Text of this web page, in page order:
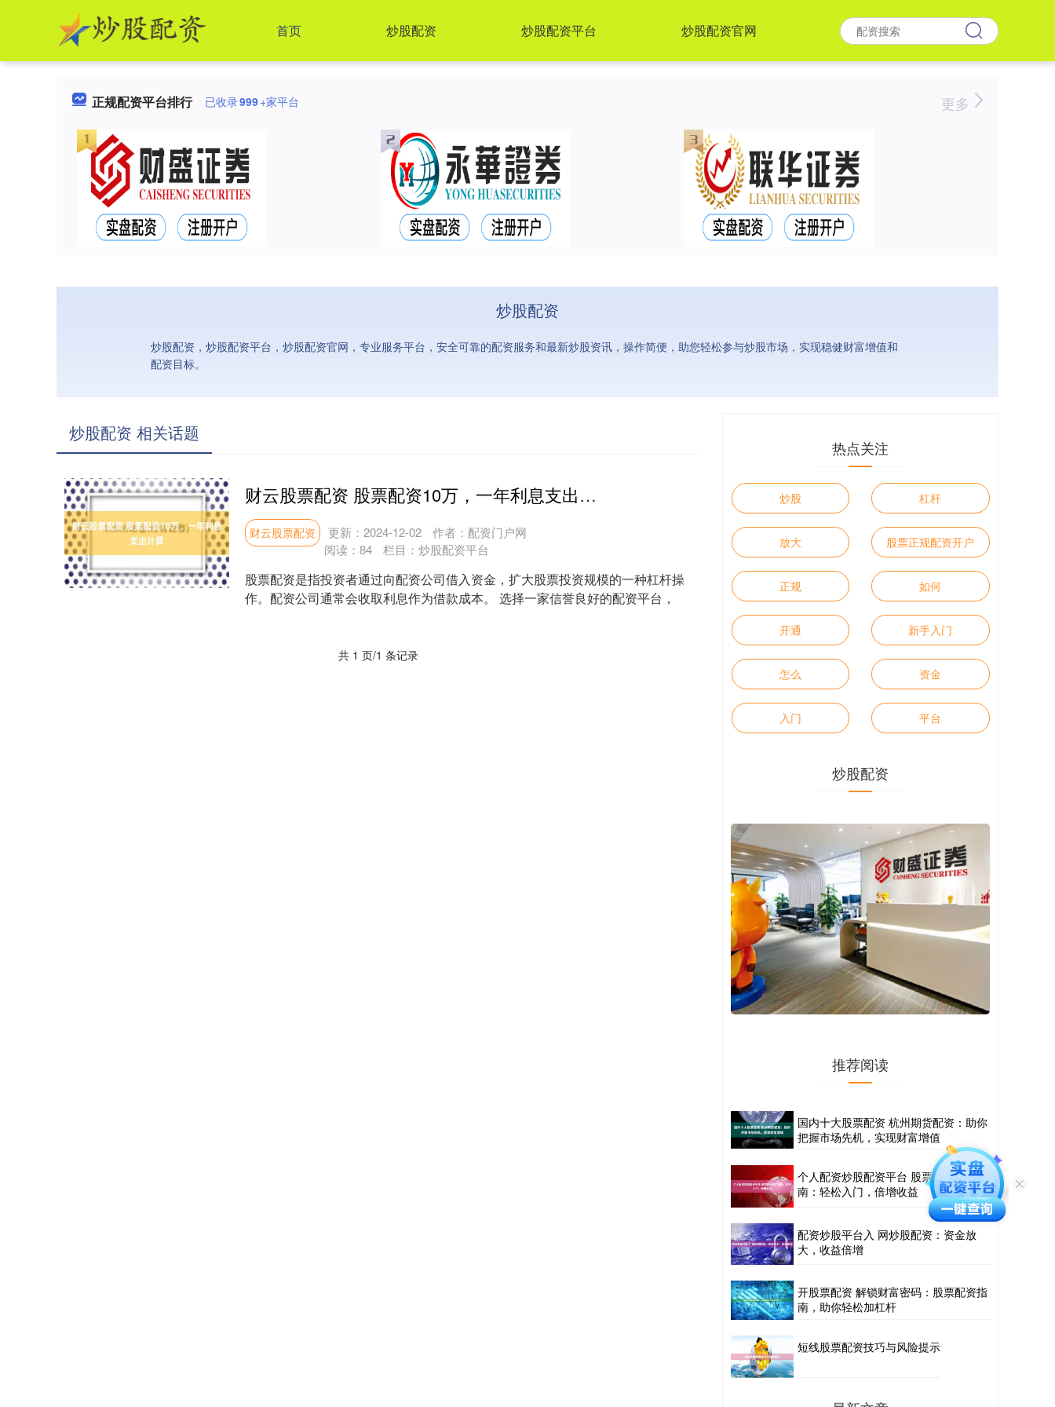
首页 炒股配资 炒股配资平台 炒股配资官网
正规配资平台排行 已收录999+家平台 更多
炒股配资
炒股配资，炒股配资平台，炒股配资官网，专业服务平台，安全可靠的配资服务和最新炒股资讯，操作简便，助您轻松参与炒股市场，实现稳健财富增值和
配资目标。
炒股配资 相关话题
财云股票配资 股票配资10万，一年利息支出计算
财云股票配资 更新：2024-12-02
作者：配资门户网
阅读： 84 栏目： 炒股配资平台
股票配资是指投资者通过向配资公司借入资金，扩大股票投资规模的一种杠杆操
作。配资公司通常会收取利息作为借款成本。 选择一家信誉良好的配资平台，
共 1 页/1 条记录
热点关注
炒股 杠杆
放大 股票正规配资开户
正规 如何
开通 新手入门
怎么 资金
入门 平台
炒股配资
推荐阅读
国内十大股票配资 杭州期货配资：助你
把握市场先机，实现财富增值
个人配资炒股配资平台 股票配资操作指
南：轻松入门，倍增收益
配资炒股平台入 网炒股配资：资金放
大，收益倍增
开股票配资 解锁财富密码：股票配资指
南，助你轻松加杠杆
短线股票配资技巧与风险提示